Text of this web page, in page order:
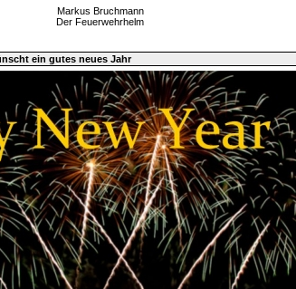
Markus Bruchmann
Der Feuerwehrhelm
ein gutes neues Jahr